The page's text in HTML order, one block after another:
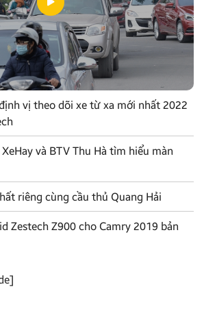
vị theo dõi xe từ xa mới nhất 2022
và BTV Thu Hà tìm hiểu màn
riêng cùng cầu thủ Quang Hải
Zestech Z900 cho Camry 2019 bản